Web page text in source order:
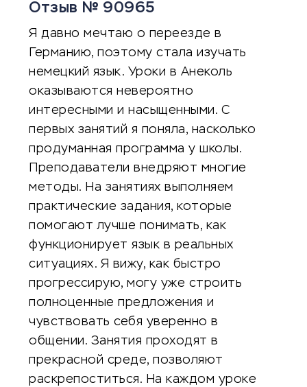
Отзыв № 90965
Я давно мечтаю о переезде в
Германию, поэтому стала изучать
немецкий язык. Уроки в Анеколь
оказываются невероятно
интересными и насыщенными. С
первых занятий я поняла, насколько
продуманная программа у школы.
Преподаватели внедряют многие
методы. На занятиях выполняем
практические задания, которые
помогают лучше понимать, как
функционирует язык в реальных
ситуациях. Я вижу, как быстро
прогрессирую, могу уже строить
полноценные предложения и
чувствовать себя уверенно в
общении. Занятия проходят в
прекрасной среде, позволяют
раскрепоститься. На каждом уроке